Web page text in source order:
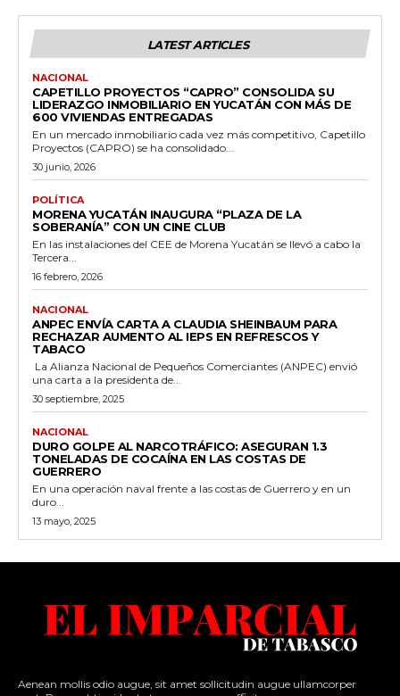
LATEST ARTICLES
NACIONAL
CAPETILLO PROYECTOS “CAPRO” CONSOLIDA SU
LIDERAZGO INMOBILIARIO EN YUCATÁN CON MÁS DE
600 VIVIENDAS ENTREGADAS
En un mercado inmobiliario cada vez más competitivo, Capetillo
Proyectos (CAPRO) se ha consolidado...
30 junio, 2026
POLÍTICA
MORENA YUCATÁN INAUGURA “PLAZA DE LA
SOBERANÍA” CON UN CINE CLUB
En las instalaciones del CEE de Morena Yucatán se llevó a cabo la
Tercera...
16 febrero, 2026
NACIONAL
ANPEC ENVÍA CARTA A CLAUDIA SHEINBAUM PARA
RECHAZAR AUMENTO AL IEPS EN REFRESCOS Y
TABACO
La Alianza Nacional de Pequeños Comerciantes (ANPEC) envió
una carta a la presidenta de...
30 septiembre, 2025
NACIONAL
DURO GOLPE AL NARCOTRÁFICO: ASEGURAN 1.3
TONELADAS DE COCAÍNA EN LAS COSTAS DE
GUERRERO
En una operación naval frente a las costas de Guerrero y en un
duro...
13 mayo, 2025
Aenean mollis odio augue, sit amet sollicitudin augue ullamcorper